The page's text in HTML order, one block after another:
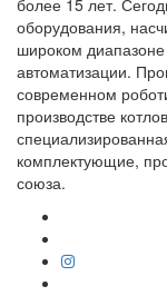
оборудования,
широком
автоматизации.
современном
производстве
комплектующие,
союза.